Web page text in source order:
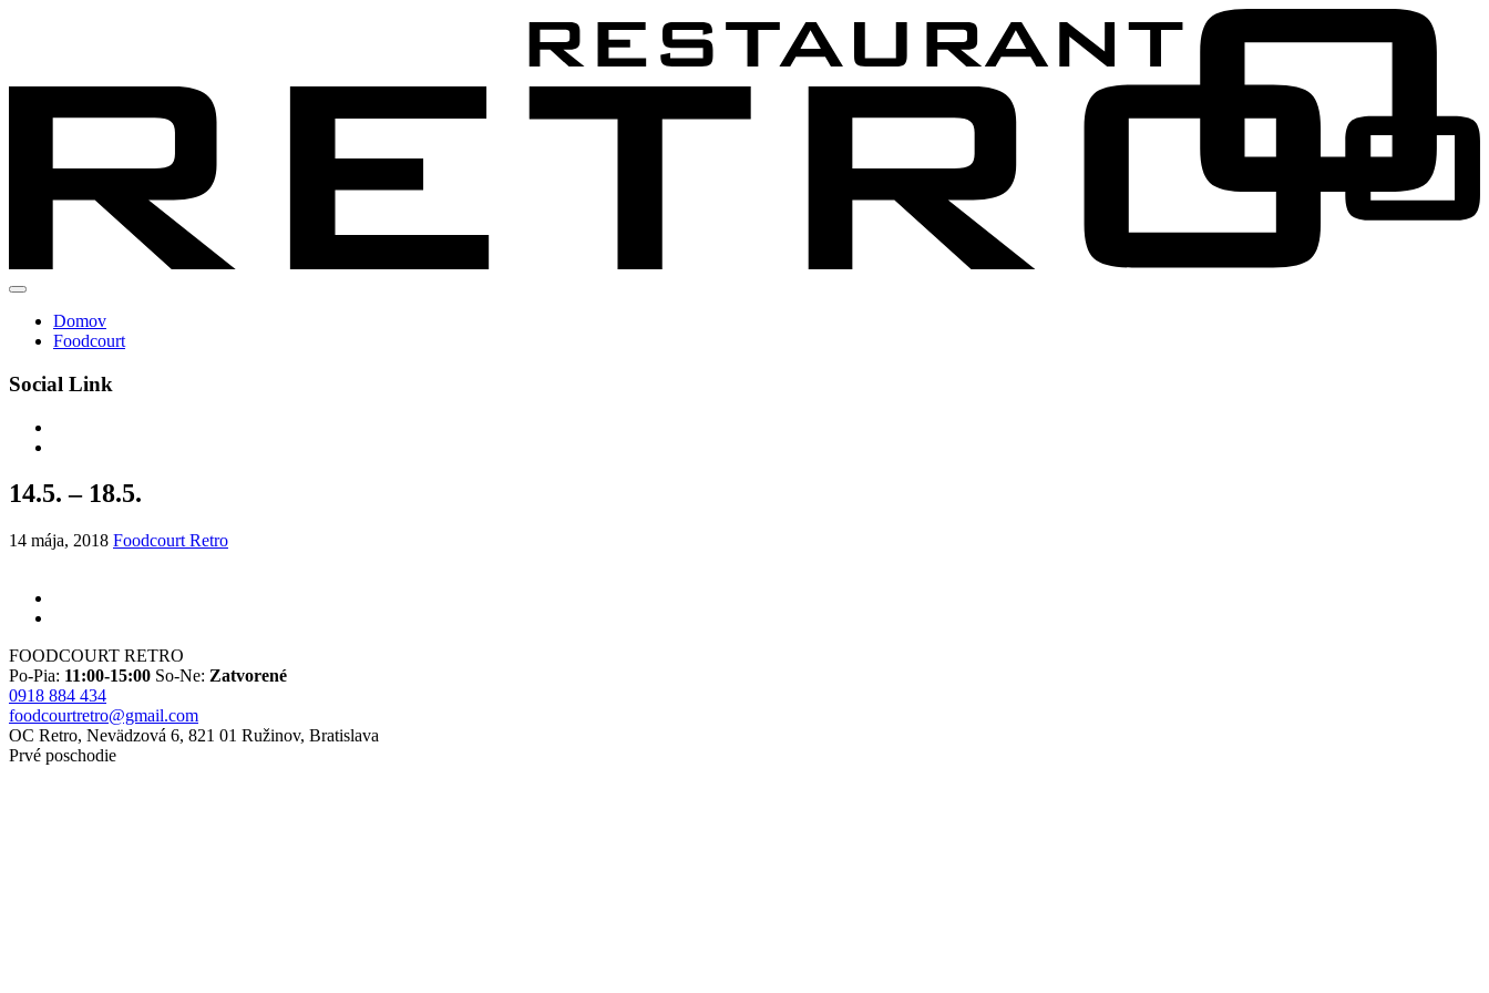
Domov
Foodcourt
Social Link
14.5. – 18.5.
14 mája, 2018 Foodcourt Retro
FOODCOURT RETRO
Po-Pia: 11:00-15:00 So-Ne: Zatvorené
0918 884 434
foodcourtretro@gmail.com
OC Retro, Nevädzová 6, 821 01 Ružinov, Bratislava
Prvé poschodie